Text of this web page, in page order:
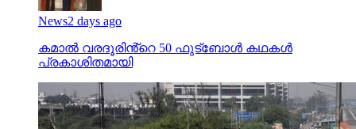
News2 days ago
കമാൽ വരദൂരിൻ്റെ 50 ഫുട്ബോൾ കഥകൾ
പ്രകാശിതമായി